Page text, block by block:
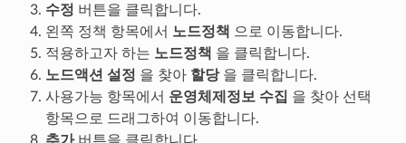
수정 버튼을 클릭합니다.
왼쪽 정책 항목에서 노드정책 으로 이동합니다.
적용하고자 하는 노드정책 을 클릭합니다.
노드액션 설정 을 찾아 할당을 클릭합니다.
사용가능 항목에서 운영체제정보 수집 을 찾아 선택
항목으로 드래그하여 이동합니다.